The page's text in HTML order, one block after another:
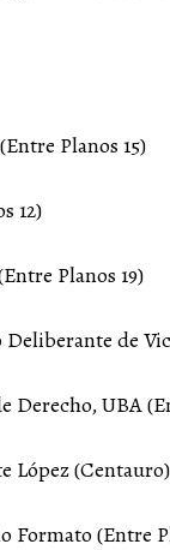
Planos 15)
12)
Planos 19)
de
Derecho, UBA
López (Centauro)
Formato (Entre